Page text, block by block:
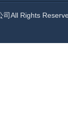
司All Rights